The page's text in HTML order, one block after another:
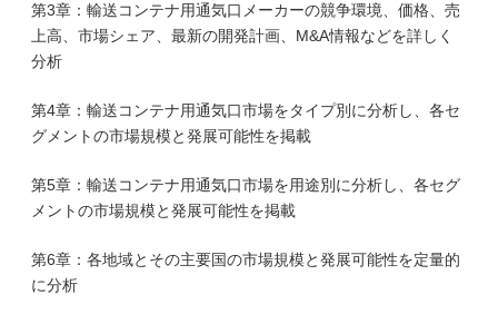
第3章：輸送コンテナ用通気口メーカーの競争環境、価格、売
上高、市場シェア、最新の開発計画、M&A情報などを詳しく
分析
第4章：輸送コンテナ用通気口市場をタイプ別に分析し、各セ
グメントの市場規模と発展可能性を掲載
第5章：輸送コンテナ用通気口市場を用途別に分析し、各セグ
メントの市場規模と発展可能性を掲載
第6章：各地域とその主要国の市場規模と発展可能性を定量的
に分析